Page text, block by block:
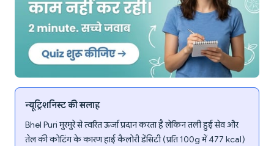
न्यूट्रिशनिस्ट की सलाह
Bhel Puri मुरमुरे से त्वरित ऊर्जा प्रदान करता है लेकिन तली हुई सेव और
तेल की कोटिंग के कारण हाई कैलोरी डेंसिटी (प्रति 100g में 477 kcal)